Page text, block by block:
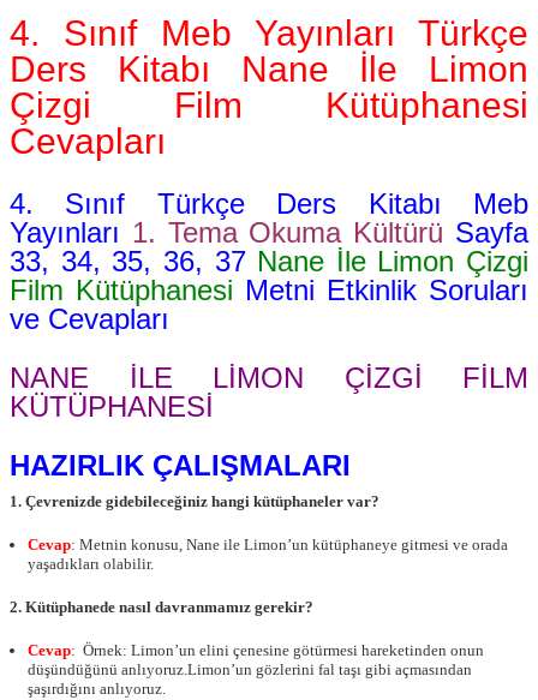
4. Sınıf Meb Yayınları Türkçe
Ders Kitabı Nane İle Limon
Çizgi Film Kütüphanesi
Cevapları
4. Sınıf Türkçe Ders Kitabı Meb
Yayınları 1. Tema Okuma Kültürü Sayfa
33, 34, 35, 36, 37 Nane İle Limon Çizgi
Film Kütüphanesi Metni Etkinlik Soruları
ve Cevapları
NANE İLE LİMON ÇİZGİ FİLM
KÜTÜPHANESİ
HAZIRLIK ÇALIŞMALARI
1. Çevrenizde gidebileceğiniz hangi kütüphaneler var?
Cevap: Metnin konusu, Nane ile Limon’un kütüphaneye gitmesi ve orada
yaşadıkları olabilir.
2. Kütüphanede nasıl davranmamız gerekir?
Cevap: Örnek: Limon’un elini çenesine götürmesi hareketinden onun
düşündüğünü anlıyoruz.Limon’un gözlerini fal taşı gibi açmasından
şaşırdığını anlıyoruz.